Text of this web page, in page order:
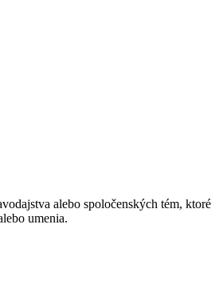
alebo spoločenských tém, ktoré
umenia.